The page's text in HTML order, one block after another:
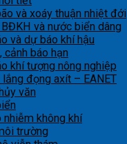
và xoáy thuận nhiệt đới
và nước biển dâng
và dự báo khí hậu
cảnh báo hạn
khí tượng nông nghiệp
đọng axít – EANET
văn
nhiễm không khí
trường